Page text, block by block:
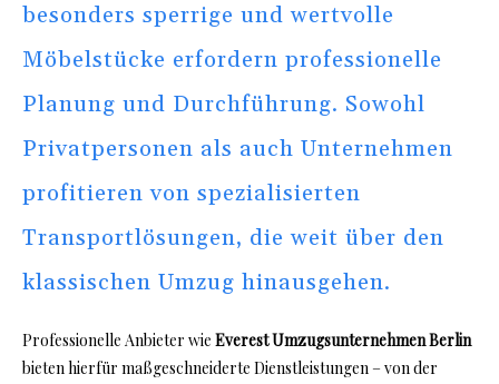
besonders sperrige und wertvolle
Möbelstücke erfordern professionelle
Planung und Durchführung. Sowohl
Privatpersonen als auch Unternehmen
profitieren von spezialisierten
Transportlösungen, die weit über den
klassischen Umzug hinausgehen.
Professionelle Anbieter wie Everest Umzugsunternehmen Berlin
bieten hierfür maßgeschneiderte Dienstleistungen – von der